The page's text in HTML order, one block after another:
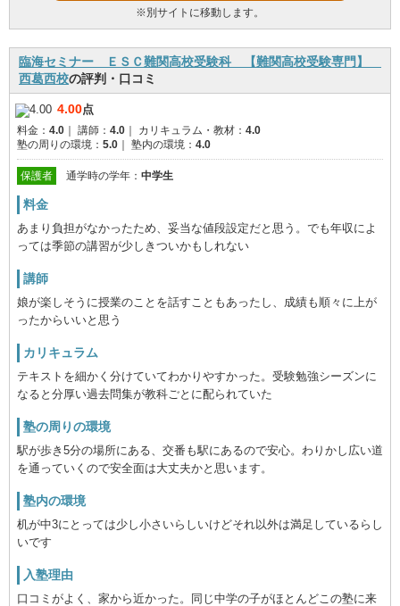
※別サイトに移動します。
臨海セミナー ＥＳＣ難関高校受験科 【難関高校受験専門】
西葛西校の評判・口コミ
4.00点
料金： 4.0 講師： 4.0 カリキュラム・教材： 4.0
塾の周りの環境： 5.0 塾内の環境： 4.0
保護者 通学時の学年： 中学生
料金
あまり負担がなかったため、妥当な値段設定だと思う。でも年収によ
っては季節の講習が少しきついかもしれない
講師
娘が楽しそうに授業のことを話すこともあったし、成績も順々に上が
ったからいいと思う
カリキュラム
テキストを細かく分けていてわかりやすかった。受験勉強シーズンに
なると分厚い過去問集が教科ごとに配られていた
塾の周りの環境
駅が歩き5分の場所にある、交番も駅にあるので安心。わりかし広い道
を通っていくので安全面は大丈夫かと思います。
塾内の環境
机が中3にとっては少し小さいらしいけどそれ以外は満足しているらし
いです
入塾理由
口コミがよく、家から近かった。同じ中学の子がほとんどこの塾に来